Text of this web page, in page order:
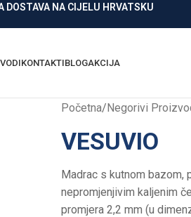
DOSTAVA NA CIJELU HRVATSKU
KONTAKTIBLOGAKCIJA
Početna/Negorivi
VESUVIO
Madrac s kutnom bazom,
nepromjenjivim kaljenim
promjera 2,2 mm (u